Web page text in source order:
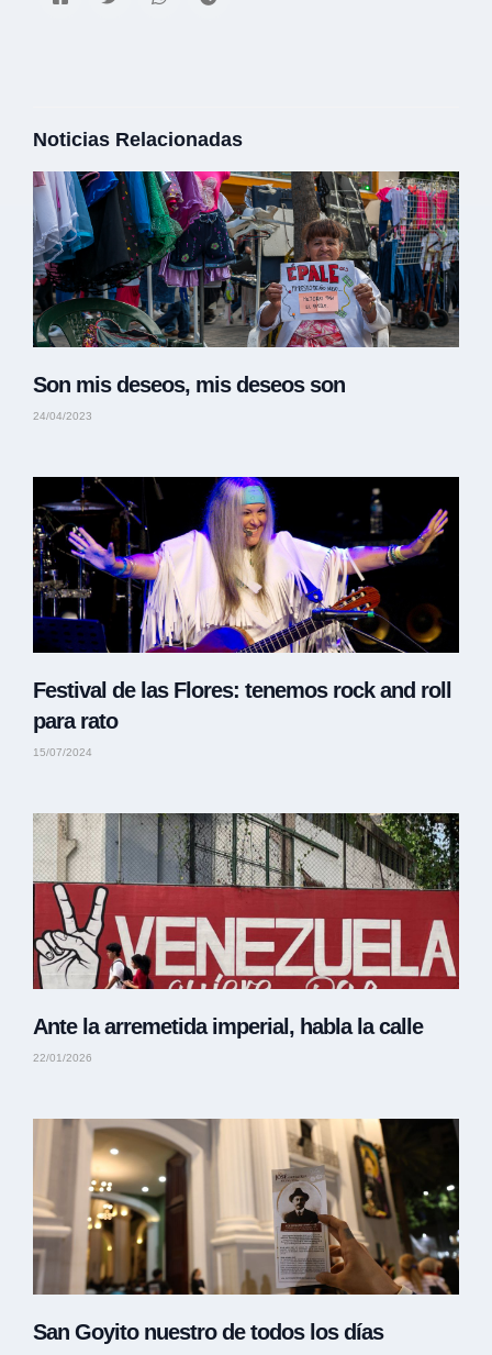
Noticias Relacionadas
Son mis deseos, mis deseos son
24/04/2023
Festival de las Flores: tenemos rock and roll
para rato
15/07/2024
Ante la arremetida imperial, habla la calle
22/01/2026
San Goyito nuestro de todos los días